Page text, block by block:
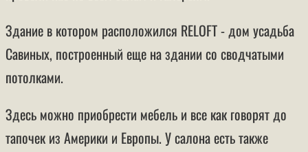
Здание в котором расположился RELOFT - дом усадьба
Савиных, построенный еще на здании со сводчатыми
потолками.
Здесь можно приобрести мебель и все как говорят до
тапочек из Америки и Европы. У салона есть также